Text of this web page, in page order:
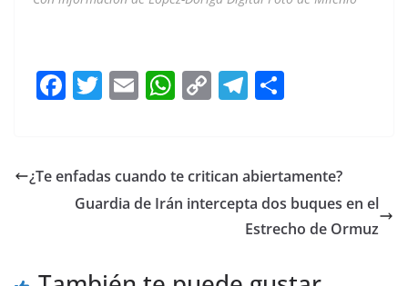
F
e
b
T
er
E
l
W
s
A
C
y
Li
T
gr
a
m
e
¿Te enfadas cuando te critican abiertamente?
Guardia de Irán intercepta dos buques en el
Estrecho de Ormuz